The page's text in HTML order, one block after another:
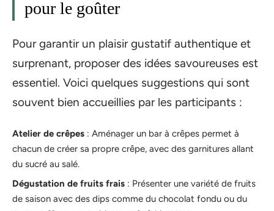
pour le goûter
Pour garantir un plaisir gustatif authentique et
surprenant, proposer des idées savoureuses est
essentiel. Voici quelques suggestions qui sont
souvent bien accueillies par les participants :
Atelier de crêpes : Aménager un bar à crêpes permet à
chacun de créer sa propre crêpe, avec des garnitures allant
du sucré au salé.
Dégustation de fruits frais : Présenter une variété de fruits
de saison avec des dips comme du chocolat fondu ou du